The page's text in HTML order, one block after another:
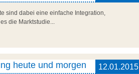
sind dabei eine einfache Integration,
die Marktstudie...
12.01.2015
heute und morgen